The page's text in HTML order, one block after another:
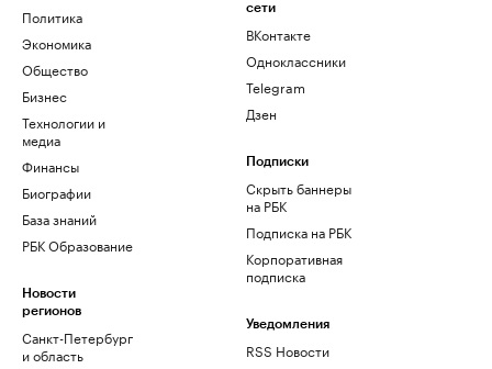
Политика
Экономика
Общество
Бизнес
Технологии и
медиа
Финансы
Биографии
База знаний
РБК Образование
Новости
регионов
Санкт-Петербург
и область
сети
ВКонтакте
Одноклассники
Telegram
Дзен
Подписки
Скрыть баннеры
на РБК
Подписка на РБК
Корпоративная
подписка
Уведомления
RSS Новости